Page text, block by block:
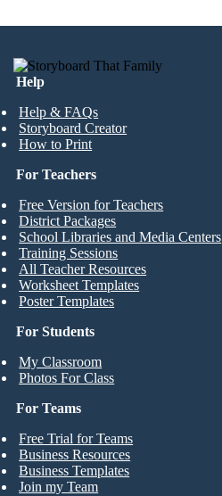
Help
Help & FAQs
Storyboard Creator
How to Print
For Students
My Classroom
Photos For Class
For Teachers
Free Version for Teachers
District Packages
School Libraries and Media Centers
Training Sessions
All Teacher Resources
Worksheet Templates
Poster Templates
For Teams
Free Trial for Teams
Business Resources
Business Templates
Join my Team